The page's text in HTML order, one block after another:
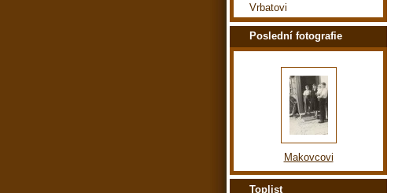
Vrbatovi
Poslední fotografie
Makovcovi
Toplist